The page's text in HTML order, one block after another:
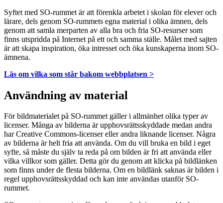
Syftet med SO-rummet är att förenkla arbetet i skolan för elever och
lärare, dels genom SO-rummets egna material i olika ämnen, dels
genom att samla merparten av alla bra och fria SO-resurser som
finns utspridda på Internet på ett och samma ställe. Målet med sajten
är att skapa inspiration, öka intresset och öka kunskaperna inom SO-
ämnena.
Läs om vilka som står bakom webbplatsen >
Användning av material
För bildmaterialet på SO-rummet gäller i allmänhet olika typer av
licenser. Många av bilderna är upphovsrättsskyddade medan andra
har Creative Commons-licenser eller andra liknande licenser. Några
av bilderna är helt fria att använda. Om du vill bruka en bild i eget
syfte, så måste du själv ta reda på om bilden är fri att använda eller
vilka villkor som gäller. Detta gör du genom att klicka på bildlänken
som finns under de flesta bilderna. Om en bildlänk saknas är bilden i
regel upphovsrättsskyddad och kan inte användas utanför SO-
rummet.